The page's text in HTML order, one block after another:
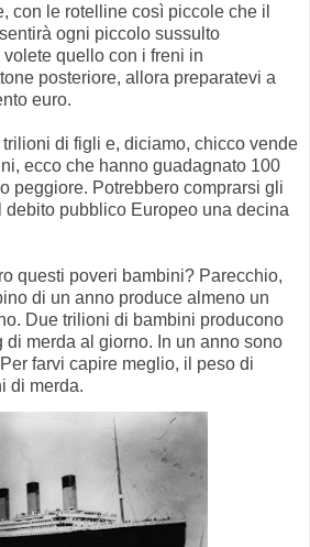
con le rotelline così piccole che il
ogni piccolo sussulto
quello con i freni in
posteriore, allora preparatevi a
euro.
di figli e, diciamo, chicco vende
ecco che hanno guadagnato 100
peggiore. Potrebbero comprarsi gli
debito pubblico Europeo una decina
questi poveri bambini? Parecchio,
di un anno produce almeno un
Due trilioni di bambini producono
di merda al giorno. In un anno sono
farvi capire meglio, il peso di
di merda.